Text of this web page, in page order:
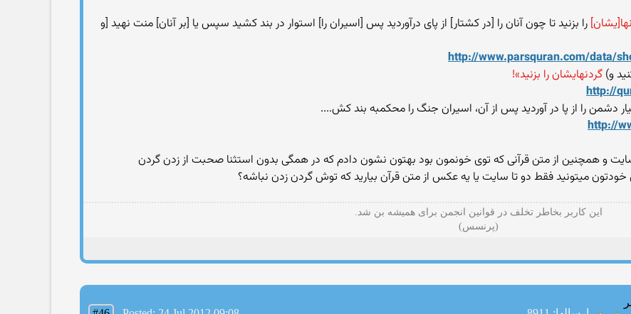
را بزنيد تا چون آنان را [در كشتار] از پاى درآورديد پس [اسيران را] استوار در بند كشيد سپس يا [بر آنان] منت نهيد [و
http://www.parsquran.com/data/
و) گردنهايشان را بزنيد»!
http://
دشمن را از پا در آوردید پس از آن، اسیران جنگ را محکمبه بند کش....
http://
و همچنین از متن قرآنی که توی خونمون بود بهتون نشون دادم که در همگی بدون استثنا صحبت از زدن گردن
خودتون میتونید فقط دو تا سایت یا یه عکس از متن قرآن بیارید که توش گردن زدن نباشه؟
این کاربر بخاطر تخلف در قوانین انجمن برای همیشه بن شد.
(پرنسس)